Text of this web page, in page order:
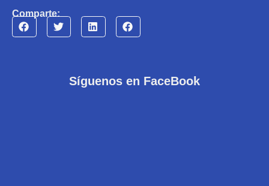
Comparte:
Síguenos en FaceBook